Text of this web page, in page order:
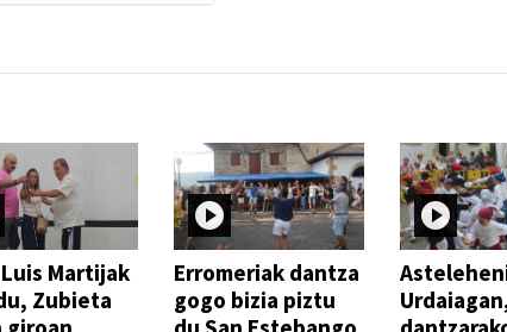
Martijak
Zubieta
Erromeriak dantza
gogo bizia piztu